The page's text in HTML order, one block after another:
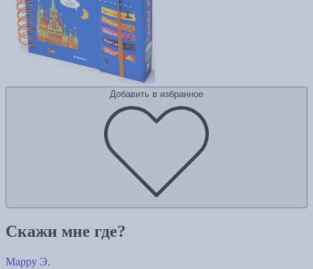
Добавить в избранное
Скажи мне где?
Марру Э.